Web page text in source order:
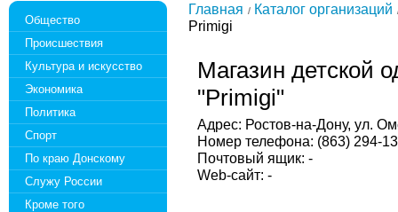
Общество
Происшествия
Культура и искусство
Экономика
Политика
Спорт
По краю Донскому
Служу России
Кроме того
Главная
Каталог организаций
Primigi
Магазин детской
"Primigi"
Адрес: Ростов-на-Дону, ул.
Номер телефона: (863) 294-
Почтовый ящик: -
Web-сайт: -